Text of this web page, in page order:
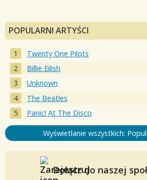
POPULARNI ARTYŚCI
Twenty One Pilots
Billie Eilish
Unknown
The Beatles
Panic! At The Disco
Wyświetlanie wszystkich:
Dołącz do naszej